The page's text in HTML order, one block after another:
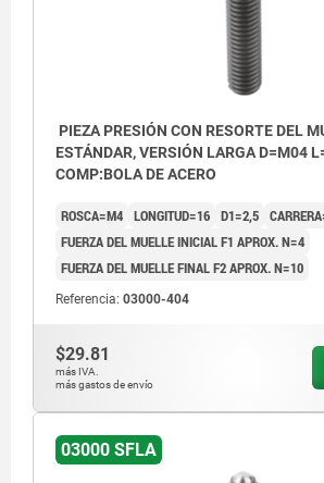
PIEZA PRESIÓN CON RESORTE DEL
ESTÁNDAR, VERSIÓN LARGA D=M04
COMP:BOLA DE ACERO
ROSCA=M4 LONGITUD=16 D1=2,5
FUERZA DEL MUELLE INICIAL F1 APROX. N=4
FUERZA DEL MUELLE FINAL F2 APROX. N=10
Referencia: 03000-404
$29.81
más IVA.
más gastos de envío
03000 SFLA